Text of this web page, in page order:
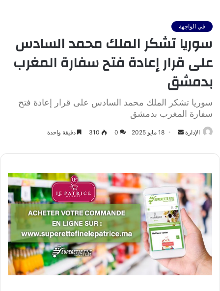
في الواجهة
سوريا تشكر الملك محمد السادس
على قرار إعادة فتح سفارة المغرب
بدمشق
سوريا تشكر الملك محمد السادس على قرار إعادة فتح
سفارة المغرب بدمشق
الإدارة
أرسل
إلكترونيا
18 مايو 2025 0
310 دقيقة واحدة